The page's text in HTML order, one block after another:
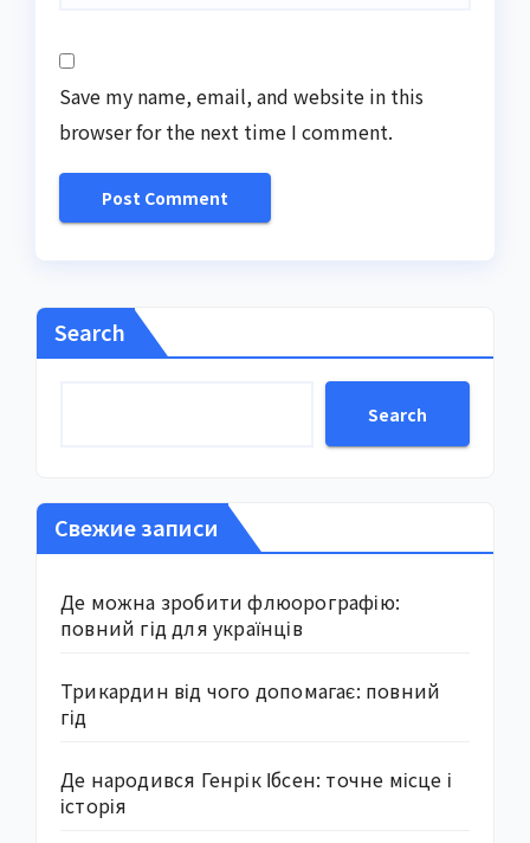
Save my name, email, and website in this
browser for the next time I comment.
Search
Search
Свежие записи
Де можна зробити флюорографію:
повний гід для українців
Трикардин від чого допомагає: повний
гід
Де народився Генрік Ібсен: точне місце і
історія